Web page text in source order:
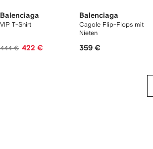
Balenciaga
VIP T-Shirt
444 € 422 €
Balenciaga
Cagole Flip-Flops mit
Nieten
359 €